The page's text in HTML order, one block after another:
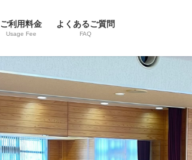
ご利用料金
Usage Fee
よくあるご質問
FAQ